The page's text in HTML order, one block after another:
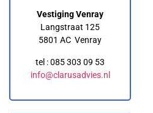
Vestiging Venray
Langstraat 125
5801 AC Venray
tel : 085 303 09 53
info@clarusadvies.nl